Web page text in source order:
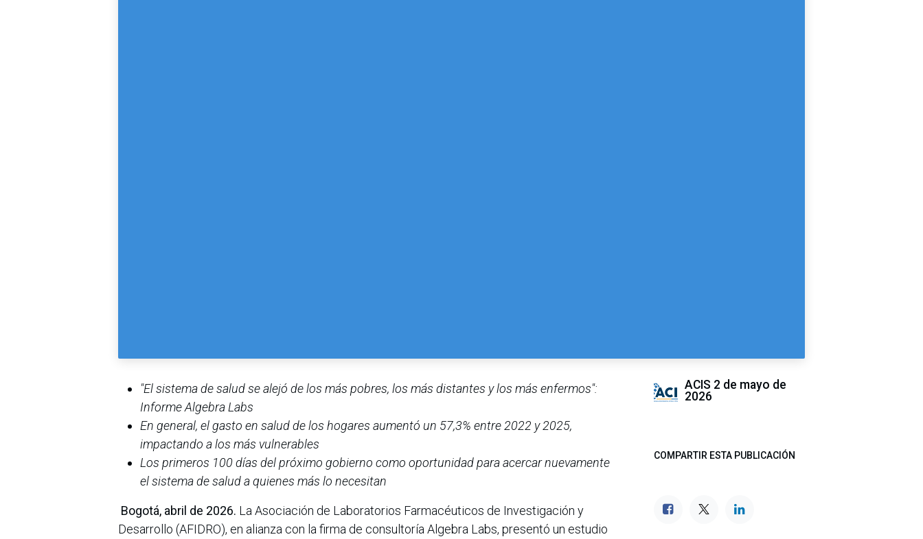
"El sistema de salud se alejó de los más pobres, los más distantes y los más enfermos":
Informe Algebra Labs
En general, el gasto en salud de los hogares aumentó un 57,3% entre 2022 y 2025,
impactando a los más vulnerables
Los primeros 100 días del próximo gobierno como oportunidad para acercar nuevamente
el sistema de salud a quienes más lo necesitan
Bogotá, abril de 2026. La Asociación de Laboratorios Farmacéuticos de Investigación y
Desarrollo (AFIDRO), en alianza con la firma de consultoría Algebra Labs, presentó un estudio
ACIS 2 de mayo de
2026
COMPARTIR ESTA PUBLICACIÓN